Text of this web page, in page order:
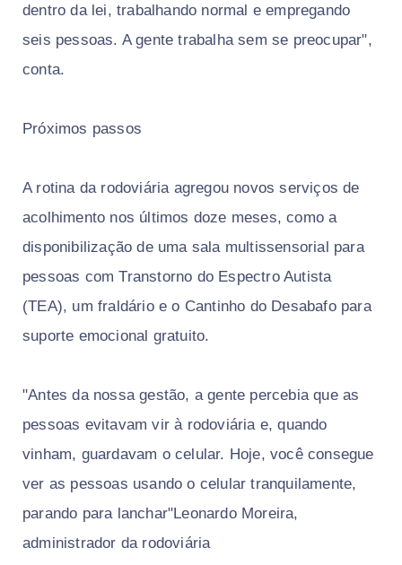
dentro da lei, trabalhando normal e empregando
seis pessoas. A gente trabalha sem se preocupar",
conta.
Próximos passos
A rotina da rodoviária agregou novos serviços de
acolhimento nos últimos doze meses, como a
disponibilização de uma sala multissensorial para
pessoas com Transtorno do Espectro Autista
(TEA), um fraldário e o Cantinho do Desabafo para
suporte emocional gratuito.
"Antes da nossa gestão, a gente percebia que as
pessoas evitavam vir à rodoviária e, quando
vinham, guardavam o celular. Hoje, você consegue
ver as pessoas usando o celular tranquilamente,
parando para lanchar"Leonardo Moreira,
administrador da rodoviária